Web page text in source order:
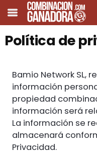
Política de
Bamio Network SL,
información
propiedad
información será
La información se
almacenará
Privacidad.